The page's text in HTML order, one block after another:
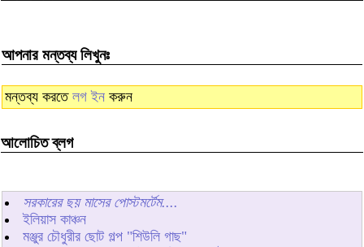
আপনার মন্তব্য লিখুনঃ
মন্তব্য করতে লগ ইন করুন
আলোচিত ব্লগ
সরকারের ছয় মাসের পোস্টমর্টেম....
ইলিয়াস কাঞ্চন
মঞ্জুর চৌধুরীর ছোট গল্প "শিউলি গাছ"